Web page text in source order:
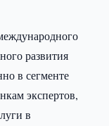
развития
в сегменте
экспертов,
в